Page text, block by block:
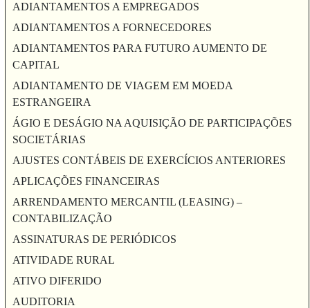
ADIANTAMENTOS A EMPREGADOS
ADIANTAMENTOS A FORNECEDORES
ADIANTAMENTOS PARA FUTURO AUMENTO DE
CAPITAL
ADIANTAMENTO DE VIAGEM EM MOEDA
ESTRANGEIRA
ÁGIO E DESÁGIO NA AQUISIÇÃO DE PARTICIPAÇÕES
SOCIETÁRIAS
AJUSTES CONTÁBEIS DE EXERCÍCIOS ANTERIORES
APLICAÇÕES FINANCEIRAS
ARRENDAMENTO MERCANTIL (LEASING) –
CONTABILIZAÇÃO
ASSINATURAS DE PERIÓDICOS
ATIVIDADE RURAL
ATIVO DIFERIDO
AUDITORIA